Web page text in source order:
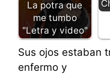
La potra que
me tumbo
"Letra y video"
Sus ojos estaban
enfermo y